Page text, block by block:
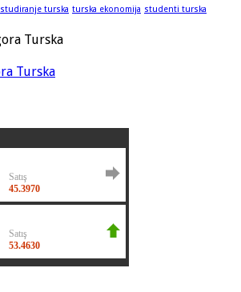
studiranje turska turska ekonomija studenti turska